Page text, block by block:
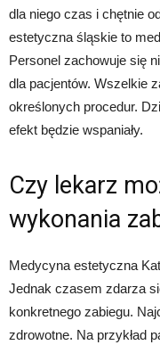
dla niego czas i chętnie
estetyczna śląskie to
Personel zachowuje się
dla pacjentów. Wszelkie
określonych procedur.
efekt będzie wspaniały.
Czy lekarz
wykonania
Medycyna estetyczna
Jednak czasem zdarza
konkretnego zabiegu.
zdrowotne. Na przykład